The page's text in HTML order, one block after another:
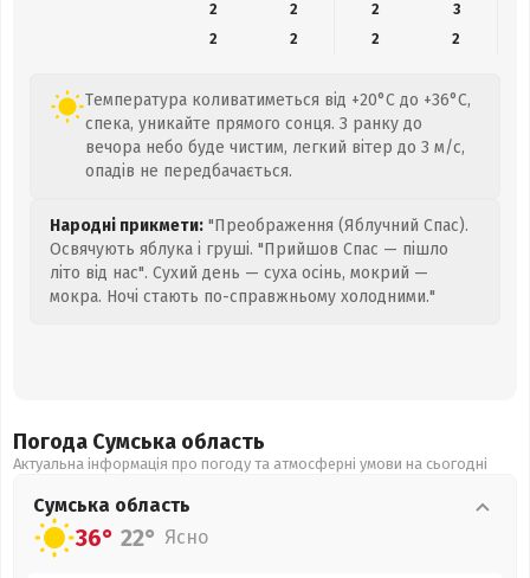
2
2 2
3
2
2 2 2
Температура коливатиметься від +20°C до +36°C,
спека, уникайте прямого сонця. З ранку до
вечора небо буде чистим, легкий вітер до 3 м/с,
опадів не передбачається.
Народні прикмети: "Преображення (Яблучний Спас).
Освячують яблука і груші. "Прийшов Спас — пішло
літо від нас". Сухий день — суха осінь, мокрий —
мокра. Ночі стають по-справжньому холодними."
Погода Сумська область
Актуальна інформація про погоду та атмосферні умови на сьогодні
Сумська область
36° 22° Ясно